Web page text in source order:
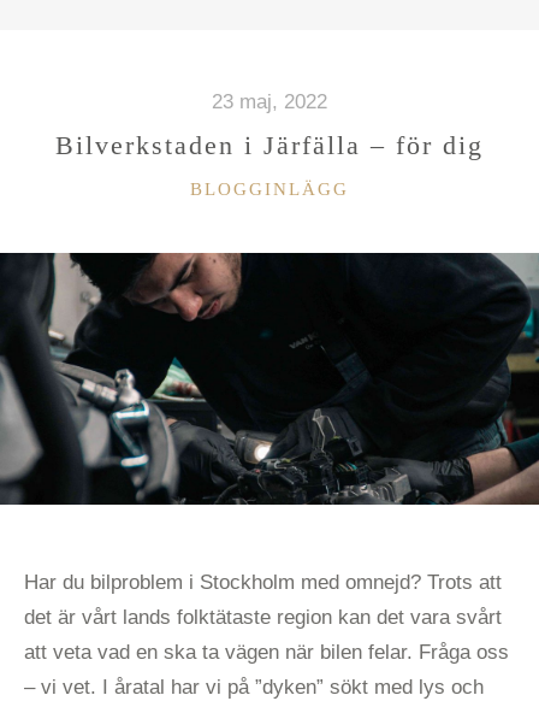
23 maj, 2022
Bilverkstaden i Järfälla – för dig
KATEGORIER
BLOGGINLÄGG
Har du bilproblem i Stockholm med omnejd? Trots att
det är vårt lands folktätaste region kan det vara svårt
att veta vad en ska ta vägen när bilen felar. Fråga oss
– vi vet. I åratal har vi på ”dyken” sökt med lys och